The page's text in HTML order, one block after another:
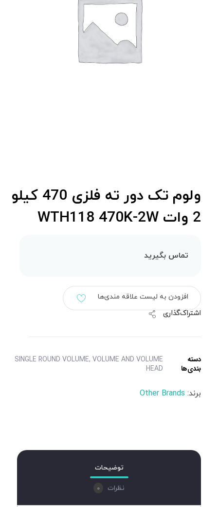
ولوم تک دور ته فلزی 470 کیلو
2 وات WTH118 470K-2W
تماس بگیرید
افزودن به لیست علاقه مندی‌ها
اشتراک‌گذاری
دسته
بندی‌ها
SINGLE ROUND VOLUME,VOLUME AND VOLUME
HEAD
برند: Other Brands
توضیحات
نظرات 0